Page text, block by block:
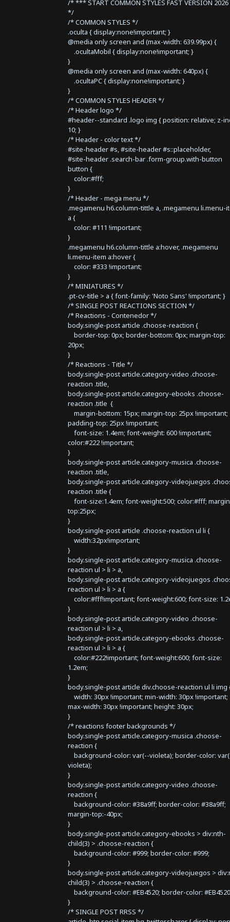
/* *** START COMMON STYLES FAST VERSION
*/
/* COMMON STYLES */
.oculta { display:none!important; }
@media only screen and (max-width: 639.99px) {
.ocultaMobil { display:none!important; }
}
@media only screen and (max-width: 640px) {
.ocultaPC { display:none!important; }
}
/* COMMON STYLES HEADER */
/* Header logo */
#header--standard .logo img { position: relative; z-
10; }
/* Header - color text */
#site-header #s, #site-header #s::placeholder,
#site-header .search-bar .form-group.with-button
button {
color:#fff;
}
/* Header - mega menu */
.megamenu h6.column-tittle a, .megamenu li.menu-
a {
color: #111 !important;
}
.megamenu h6.column-tittle a:hover, .megamenu
li.menu-item a:hover {
color: #333 !important;
}
/* MINIATURES */
.pt-cv-title > a { font-family: 'Noto Sans' !important; }
/* SINGLE POST REACTIONS SECTION */
/* Reactions - Contenedor */
body.single-post article .choose-reaction {
border-top: 0px; border-bottom: 0px; margin-top:
20px;
}
/* Reactions - Title */
body.single-post article.category-video .choose-
reaction .title,
body.single-post article.category-ebooks .choose-
reaction .title {
margin-bottom: 15px; margin-top: 25px !important;
padding-top: 25px !important;
font-size: 1.4em; font-weight: 600 !important;
color:#222 !important;
}
body.single-post article.category-musica .choose-
reaction .title,
body.single-post article.category-videojuegos
reaction .title {
font-size:1.4em; font-weight:500; color:#fff;
top:25px;
}
body.single-post article .choose-reaction ul li {
width:32px!important;
}
body.single-post article.category-musica .choose-
reaction ul > li > a,
body.single-post article.category-videojuegos
reaction ul > li > a {
color:#fff!important; font-weight:600; font-size:
}
body.single-post article.category-video .choose-
reaction ul > li > a,
body.single-post article.category-ebooks .choose-
reaction ul > li > a {
color:#222!important; font-weight:600; font-size:
1.2em;
}
body.single-post article div.choose-reaction ul li img
width: 30px !important; min-width: 30px !important;
max-width: 30px !important; height: 30px;
}
/* reactions footer backgrounds */
body.single-post article.category-musica .choose-
reaction {
background-color: var(--violeta); border-color:
violeta);
}
body.single-post article.category-video .choose-
reaction {
background-color: #38a9ff; border-color: #38a9ff;
margin-top:-40px;
}
body.single-post article.category-ebooks > div:nth-
child(3) > .choose-reaction {
background-color: #999; border-color: #999;
}
body.single-post article.category-videojuegos >
child(3) > .choose-reaction {
background-color: #EB4520; border-color:
}
/* SINGLE POST RRSS */